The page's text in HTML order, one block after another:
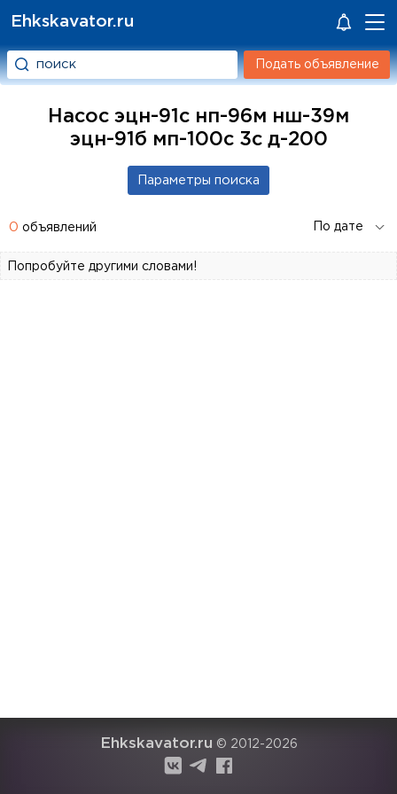
Ehkskavator.ru
Подать объявление
Насос эцн-91с нп-96м нш-39м
эцн-91б мп-100с 3с д-200
0 объявлений
Попробуйте другими словами!
Ehkskavator.ru © 2012-2026